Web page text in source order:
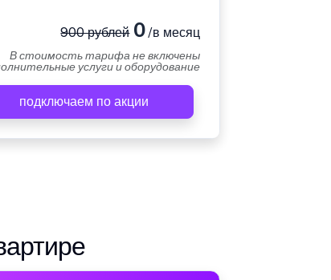
900 рублей0/в месяц
В стоимость тарифа не включены
услуги и оборудование
подключаем по акции